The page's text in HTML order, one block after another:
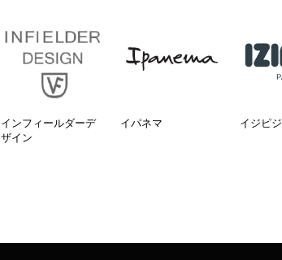
インフィールダーデ
ザイン
イパネマ イジピジ